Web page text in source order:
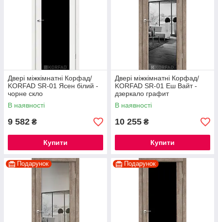
Двері міжкімнатні Корфад/
KORFAD SR-01 Ясен білий -
чорне скло
В наявності
9 582 ₴
Купити
Двері міжкімнатні Корфад/
KORFAD SR-01 Еш Вайт -
дзеркало графит
В наявності
10 255 ₴
Купити
Подарунок Подарунок